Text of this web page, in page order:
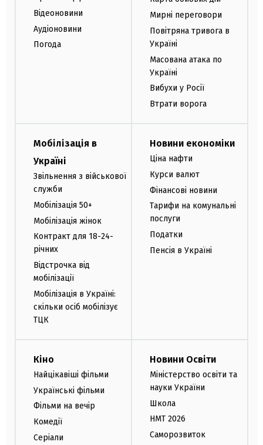
Відеоновини
Аудіоновини
Погода
Мирні переговори
Повітряна тривога в
Україні
Масована атака по
Україні
Вибухи у Росії
Втрати ворога
Мобілізація в
Україні
Звільнення з військової
служби
Мобілізація 50+
Мобілізація жінок
Контракт для 18-24-
річних
Відстрочка від
мобілізації
Мобілізація в Україні:
скільки осіб мобілізує
ТЦК
Новини економіки
Ціна нафти
Курси валют
Фінансові новини
Тарифи на комунальні
послуги
Податки
Пенсія в Україні
Кіно
Найцікавіші фільми
Українські фільми
Фільми на вечір
Комедії
Серіали
Новини Освіти
Міністерство освіти та
науки України
Школа
НМТ 2026
Саморозвиток